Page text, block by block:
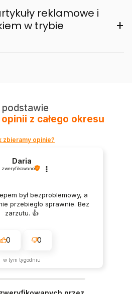
reklamowe i
w trybie
+
podstawie
opinii z całego okresu
zbieramy opinie?
Daria
zweryfikowano
był bezproblemowy, a
przebiegło sprawnie. Bez
zarzutu. 👍️
0 0
w tym tygodniu